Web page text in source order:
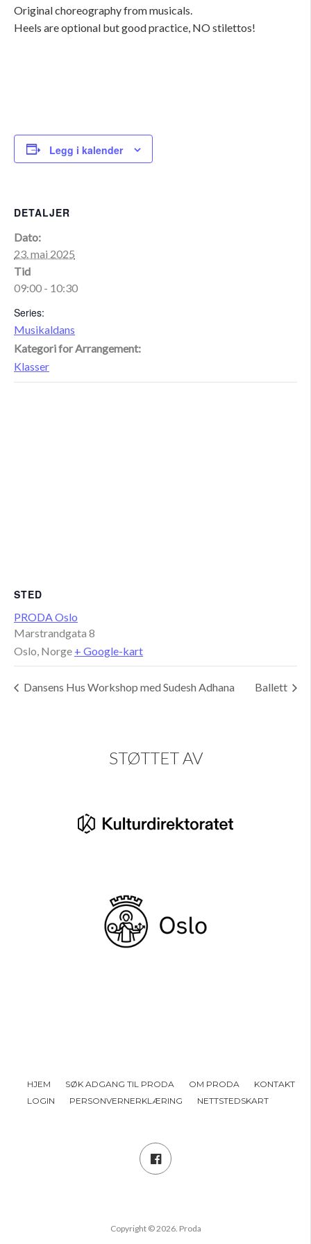
Original choreography from musicals.
Heels are optional but good practice, NO stilettos!
Legg i kalender
DETALJER
Dato:
23. mai 2025
Tid
09:00 - 10:30
Series:
Musikaldans
Kategori for Arrangement:
Klasser
STED
PRODA Oslo
Marstrandgata 8
Oslo, Norge + Google-kart
Dansens Hus Workshop med Sudesh Adhana Ballett
STØTTET AV
HJEM SØK ADGANG TIL PRODA OM PRODA
KONTAKT
LOGIN
PERSONVERNERKLÆRING NETTSTEDSKART
Copyright © 2026. Proda